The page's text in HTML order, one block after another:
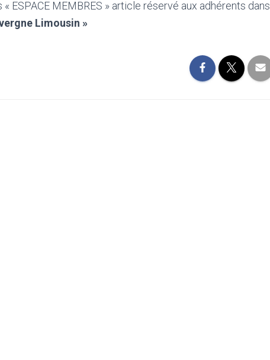
ESPACE MEMBRES » article réservé aux adhérents dans
Limousin »